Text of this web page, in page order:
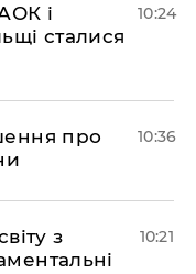
і
сталися
10:24
про
10:36
з
10:21